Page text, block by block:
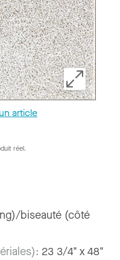
article
réel.
biseauté (côté
23 3/4" x 48"